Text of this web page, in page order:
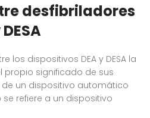
desfibriladores
los dispositivos DEA y DESA la
propio significado de sus
de un dispositivo automático
refiere a un dispositivo